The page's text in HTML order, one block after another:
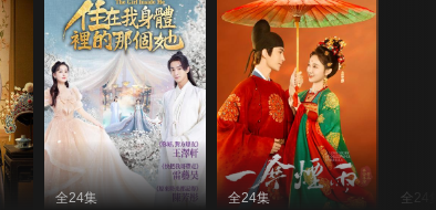
全24集 全24集 全24